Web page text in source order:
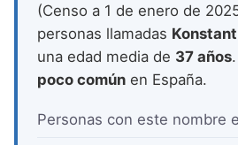
Nombres de niño que
Nombres de niño que
(Censo a 1 de enero de
personas llamadas
una edad media de 37 años
poco común en España.
Personas con este nombre